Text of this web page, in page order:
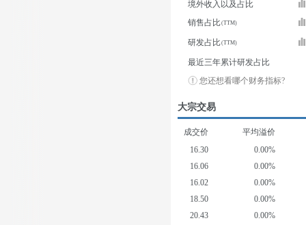
境外收入以及占比
销售占比
研发占比
最近三年累计研发占比
您还想看哪个财务指标?
大宗交易
成交价
平均溢价
16.30
0.00%
16.06
0.00%
16.02
0.00%
18.50
0.00%
20.43
0.00%